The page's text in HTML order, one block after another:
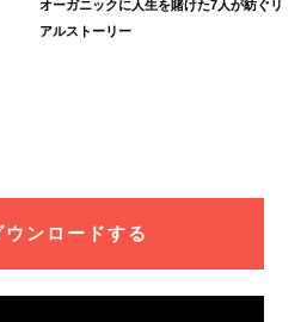
オーガニックに人生を賭けた7人が紡ぐリ
アルストーリー
ンロードする